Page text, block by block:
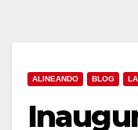
ALINEANDO BLOG